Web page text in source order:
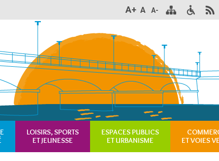
A+ A A-
LOISIRS, SPORTS
ET JEUNESSE
ESPACES PUBLICS
ET URBANISME
ET VOIES